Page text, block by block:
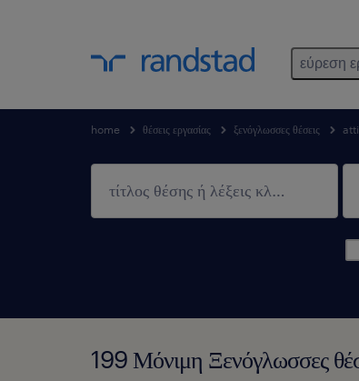
εύρεση
home θέσεις εργασίας ξενόγλωσσες θέσεις
199 Μόνιμη Ξενόγλωσσες